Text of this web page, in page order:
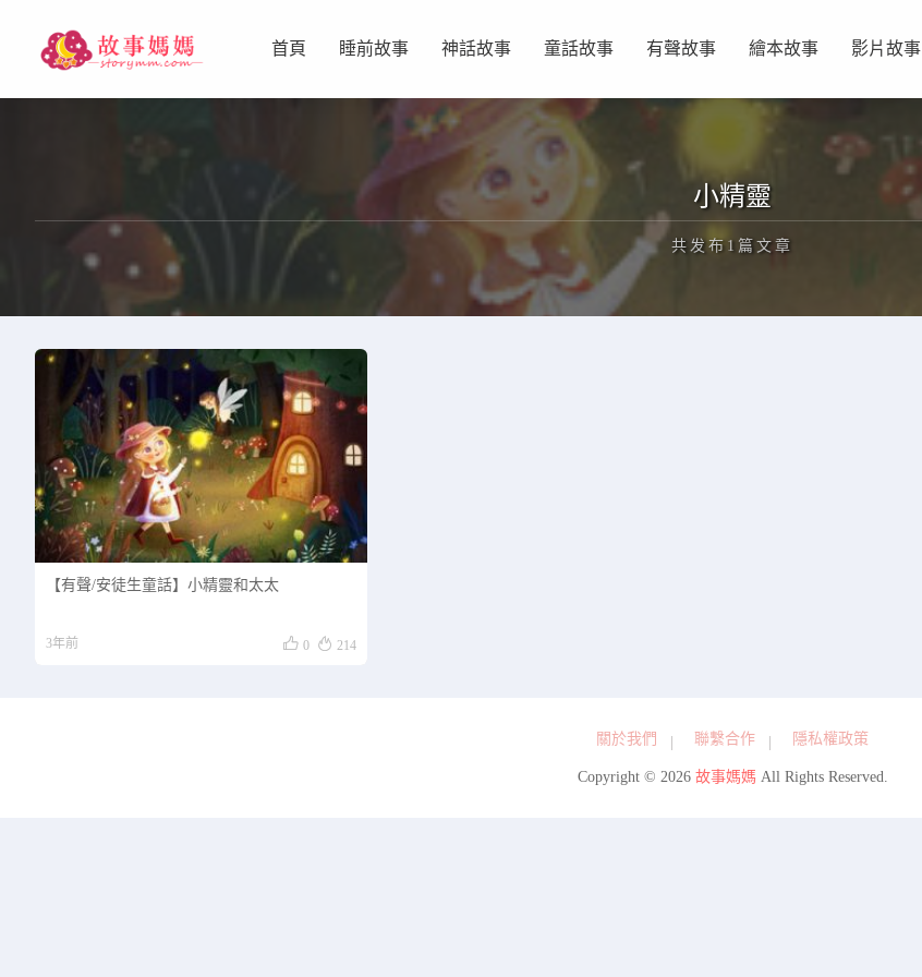
首頁 睡前故事 神話故事 童話故事 有聲故事 繪本故事 影片故事
小精靈
共发布1篇文章
【有聲/安徒生童話】小精靈和太太
3年前  0  214
關於我們 聯繫合作 隱私權政策
Copyright © 2026 故事媽媽 All Rights Reserved.